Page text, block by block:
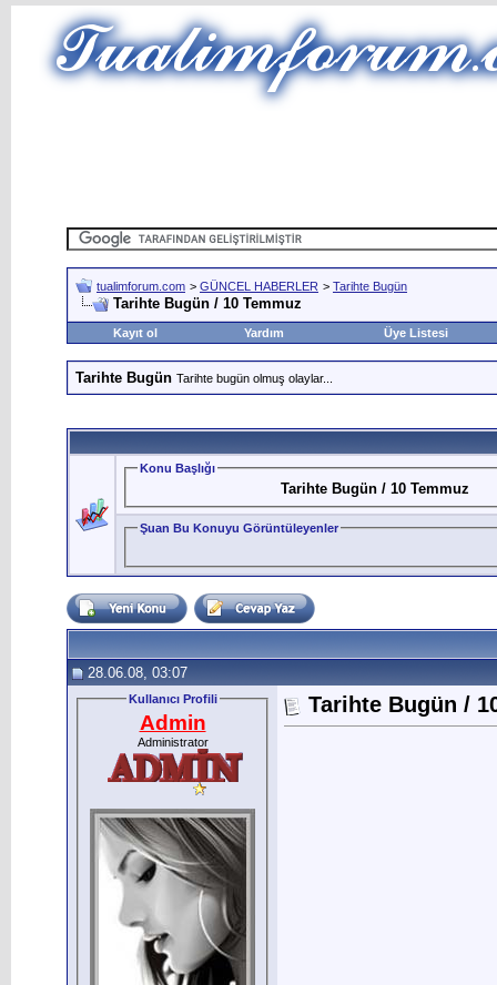
tualimforum.com > GÜNCEL HABERLER > Tarihte Bugün
Tarihte Bugün / 10 Temmuz
Kayıt ol Yardım Üye Listesi
Tarihte Bugün Tarihte bugün olmuş olaylar...
Konu Başlığı
Tarihte Bugün / 10 Temmuz
Şuan Bu Konuyu Görüntüleyenler
28.06.08, 03:07
Kullanıcı Profili
Admin
Administrator
Tarihte Bugün /